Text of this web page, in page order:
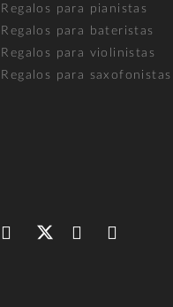
Regalos para pianistas
Regalos para bateristas
Regalos para violinistas
Regalos para saxofonistas